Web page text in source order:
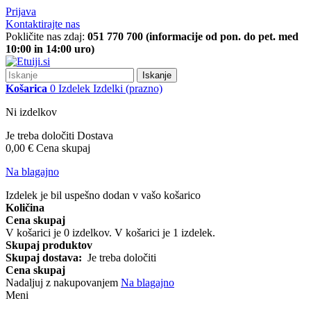
Prijava
Kontaktirajte nas
Pokličite nas zdaj: 051 770 700 (informacije od pon. do pet. med
10:00 in 14:00 uro)
Iskanje
Košarica 0 Izdelek Izdelki (prazno)
Ni izdelkov
Je treba določiti Dostava
0,00 € Cena skupaj
Na blagajno
Izdelek je bil uspešno dodan v vašo košarico
Količina
Cena skupaj
V košarici je 0 izdelkov. V košarici je 1 izdelek.
Skupaj produktov
Skupaj dostava: Je treba določiti
Cena skupaj
Nadaljuj z nakupovanjem Na blagajno
Meni